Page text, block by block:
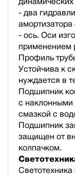
- два
- ось. Оси
применением
Профиль
Устойчива к
нуждается в
Подшипник
с
смазкой с
Подшипник
защищен от
колпачком.